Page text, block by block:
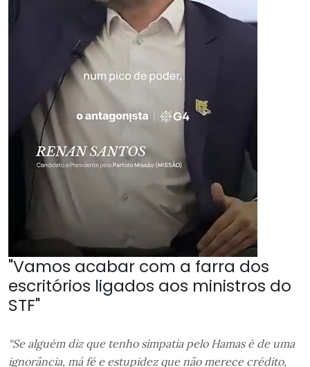
"Vamos acabar com a farra dos
escritórios ligados aos ministros do
STF"
“Se alguém diz que tenho simpatia pelo Hamas é de uma
ignorância, má fé e estupidez que não merece crédito,